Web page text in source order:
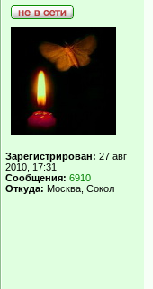
Зарегистрирован: 27 авг
2010, 17:31
Сообщения: 6910
Откуда: Москва, Сокол